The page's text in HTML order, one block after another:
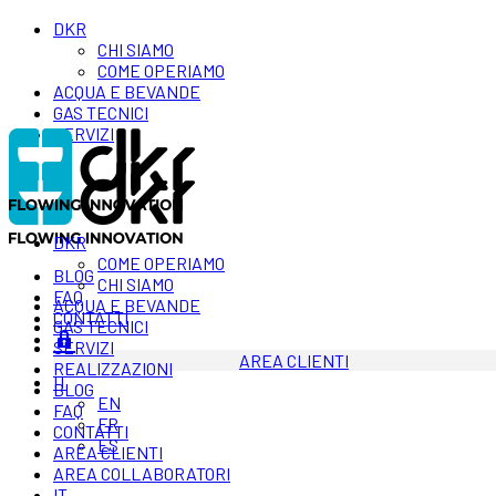
DKR
CHI SIAMO
COME OPERIAMO
ACQUA E BEVANDE
GAS TECNICI
SERVIZI
BLOG
FAQ
CONTATTI
AREA CLIENTI
IT
EN
FR
ES
DKR
COME OPERIAMO
CHI SIAMO
ACQUA E BEVANDE
GAS TECNICI
SERVIZI
REALIZZAZIONI
BLOG
FAQ
CONTATTI
AREA CLIENTI
AREA COLLABORATORI